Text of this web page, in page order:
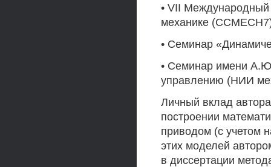
• VII Международный
механике
• Семинар
• Семинар имени
управлению (НИИ
Личный вклад
построении
приводом (с учетом
этих моделей
в диссертации